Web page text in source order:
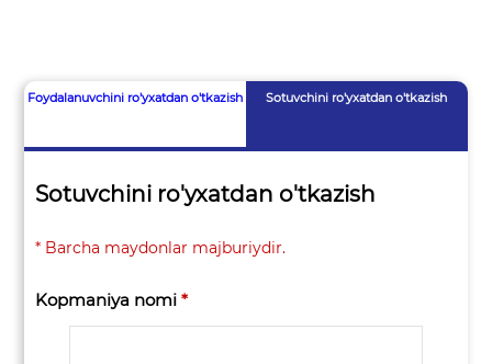
Foydalanuvchini ro'yxatdan o'tkazish Sotuvchini ro'yxatdan o'tkazish
Sotuvchini ro'yxatdan o'tkazish
* Barcha maydonlar majburiydir.
Kopmaniya nomi*